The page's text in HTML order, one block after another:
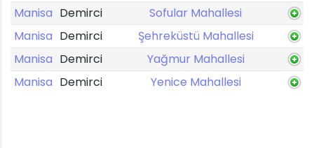
Manisa Demirci
Sofular Mahallesi
Manisa Demirci
Şehreküstü Mahallesi
Manisa Demirci
Yağmur Mahallesi
Manisa Demirci Yenice Mahallesi